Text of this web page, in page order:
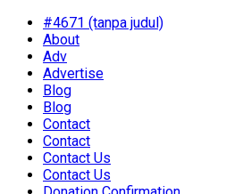
#4671 (tanpa judul)
About
Adv
Advertise
Blog
Blog
Contact
Contact
Contact Us
Contact Us